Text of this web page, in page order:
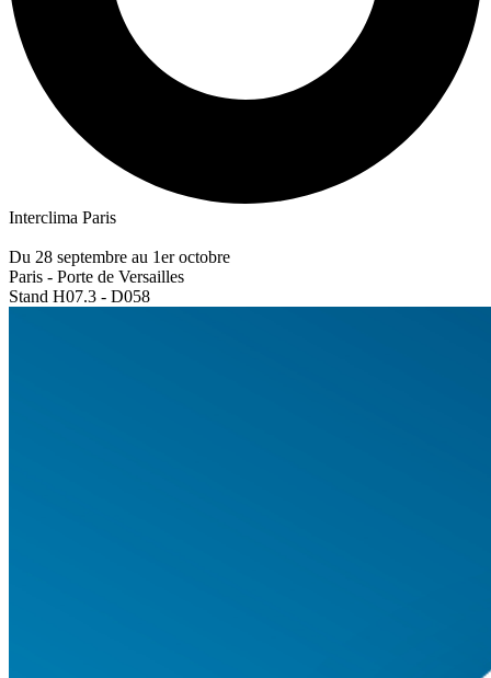
Interclima Paris
Du 28 septembre au 1er octobre
Paris - Porte de Versailles
Stand H07.3 - D058